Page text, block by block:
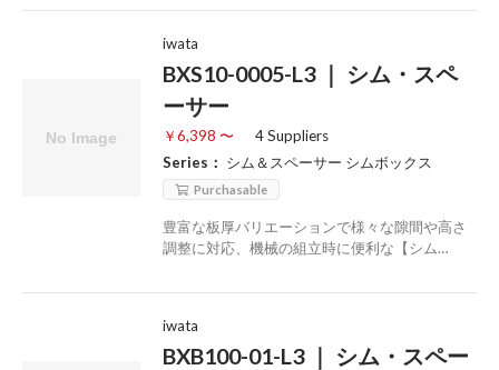
iwata
BXS10-0005-L3 ｜ シム・スペ
ーサー
￥6,398 〜
4 Suppliers
Series： シム＆スペーサー シムボックス
Purchasable
豊富な板厚バリエーションで様々な隙間や高さ
調整に対応、機械の組立時に便利な【シム…
iwata
BXB100-01-L3 ｜ シム・スペー